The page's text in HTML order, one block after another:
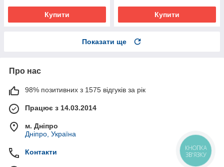
Купити Купити
Показати ще
Про нас
98% позитивних з 1575 відгуків за рік
Працює з 14.03.2014
м. Дніпро
Дніпро, Україна
Контакти КНОПКА
ЗВ'ЯЗКУ